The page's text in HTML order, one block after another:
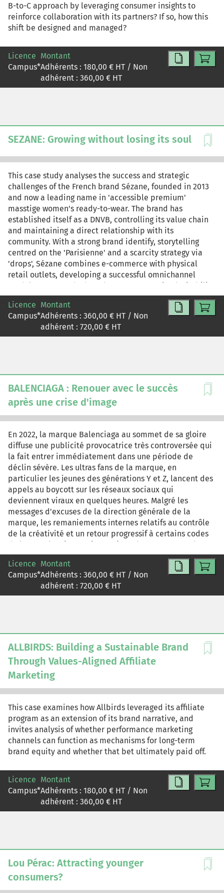
B-to-C approach by leveraging consumer insights to
reinforce collaboration with its partners? If so, how this
shift be designed and managed?
Licence
Campus*
Montant
Adhérents : 180,00 € HT / Non
adhérent : 360,00 € HT
SEZANE: Growing without losing its soul
This case study analyses the success and strategic
challenges of the French brand Sézane, founded in 2013
and now a leading name in 'accessible premium'
masstige women's ready-to-wear. The brand has
established itself as a DNVB, controlling its value chain
and maintaining a direct relationship with its
community. With a strong brand identify, storytelling
centred on the 'Parisienne' and a scarcity strategy via
'drops', Sézane combines e-commerce with physical
retail outlets, developing a successful omnichannel
model. However, the brand must preserve its desirability
and perceived quality as it expands internationally. It
faces criticism regarding the consistency between
scarcity, premium image and responsible engagement.
The central challenge is therefore to determine how
Licence
Campus*
Montant
Adhérents : 360,00 € HT / Non
adhérent : 720,00 € HT
BALENCIAGA : Renouer avec le succès
après une crise d'image
En 2022, la marque Balenciaga au sommet de sa gloire
diffuse une publicité provocatrice très controversée qui
la fait entrer immédiatement dans une période de
déclin sévère. Les ultras fans de la marque, en
particulier les jeunes des générations Y et Z, lancent des
appels au boycott sur les réseaux sociaux qui
deviennent viraux en quelques heures. Malgré les
messages d'excuses de la direction générale de la
marque, les remaniements internes relatifs au contrôle
de la créativité et un retour progressif à certains codes
du luxe, Balenciaga peine toujours à retrouver sa place
de marque de luxe préférée des jeunes.
Licence
Campus*
Montant
Adhérents : 360,00 € HT / Non
adhérent : 720,00 € HT
ALLBIRDS: Building a Sustainable Brand
Through Values-Aligned Affiliate
Marketing
This case examines how Allbirds leveraged its affiliate
program as an extension of its brand narrative, and
invites analysis of whether performance marketing
channels can function as mechanisms for long-term
brand equity and whether that bet ultimately paid off.
Licence
Campus*
Montant
Adhérents : 180,00 € HT / Non
adhérent : 360,00 € HT
Lou Pérac: Attracting younger
consumers?